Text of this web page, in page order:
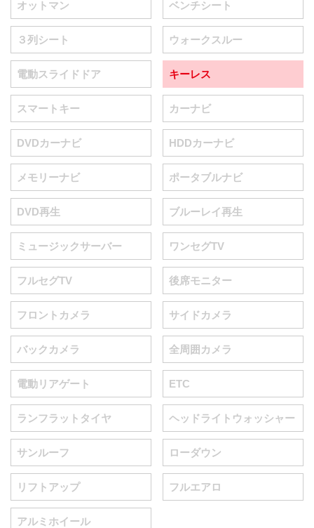
オットマン ベンチシート
３列シート ウォークスルー
電動スライドドア キーレス
スマートキー カーナビ
DVDカーナビ HDDカーナビ
メモリーナビ ポータブルナビ
DVD再生 ブルーレイ再生
ミュージックサーバー ワンセグTV
フルセグTV 後席モニター
フロントカメラ サイドカメラ
バックカメラ 全周囲カメラ
電動リアゲート ETC
ランフラットタイヤ ヘッドライトウォッシャー
サンルーフ ローダウン
リフトアップ フルエアロ
アルミホイール